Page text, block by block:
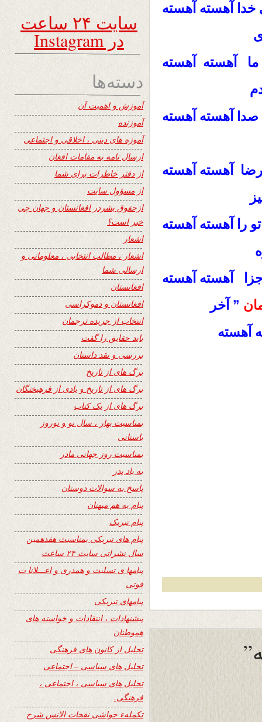
آهسته آهسته
ما آهسته آهسته
صدا آهسته آهسته
آهسته آهسته
را آهسته آهسته
آهسته آهسته
” آخر
آهسته
سایت ۲۴ ساعت
در Instagram
دسته‌ها
آموزش و اهمیت آن
آموزنده
آموزه های دینی ، اخلاقی و اجتماعی
ارسال نامه به مقامات افغان
از دفتر خاطرات برای شما
از مسؤول سایت
ازحقوق بشردر افغانستان و جهان چی
خبر است؟
اشعار
اشعار ، مطالب انتخابی ، معلوماتی و
ارسالی شما
افغانستان
افغانستان و دموکراسی
انتخاب از جریده ترجمان
باید حقایق را گفت
بررسی و نقد داستان
برگ های از تاریخ
برگ های از تاریخ و یادی از فرهیختگان
برگ های از یک کتاب
بمناسبت بهار ، سال نو و نوروز
باستانی
بمناسبت روز جهانی مادر
به یاد پدر
پاسخ به سوالات دوستان
پیام به هم میهنان
پیام تبریک
پیام های تبریکی بمناسبت هفدهمین
سال نشراتی سایت ۲۴ ساعت
پیامها ی تسلیت و همدری و اعـــلانا ت
فوتی
پیامهای تبریکی
پیشنهادات ، انتقادات و خواسته های
هموطنان
تجلیل از کانون های فرهنگی
تحلیل های سیاسی – اجتماعی
تحلیل های سیاسی ، اجتماعی ،
فرهنگی.
تکملهء حواشی نفحات الانس شرح